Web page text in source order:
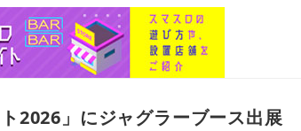
2026」にジャグラーブース出展